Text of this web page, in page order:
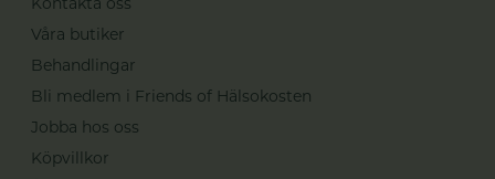
Våra butiker
Behandlingar
Bli medlem i Friends of Hälsokosten
Jobba hos oss
Köpvillkor